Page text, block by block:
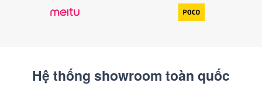
Hệ thống showroom toàn quốc